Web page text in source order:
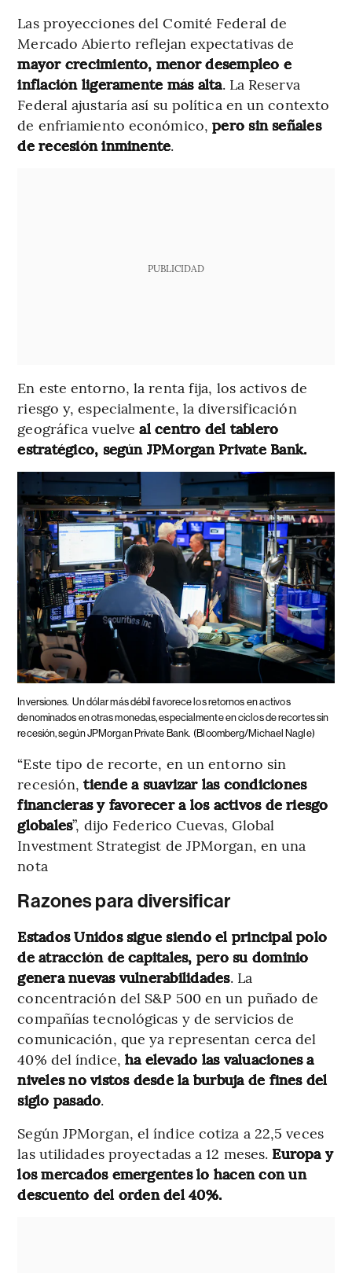
Las proyecciones del Comité Federal de
Mercado Abierto reflejan expectativas de
mayor crecimiento, menor desempleo e
inflación ligeramente más alta. La Reserva
Federal ajustaría así su política en un contexto
de enfriamiento económico,pero sin señales
de recesión inminente.
PUBLICIDAD
En este entorno, la renta fija, los activos de
riesgo y, especialmente, la diversificación
geográfica vuelve al centro del tablero
estratégico, según JPMorgan Private Bank.
Inversiones. Un dólar más débil favorece los retornos en activos
denominados en otras monedas, especialmente en ciclos de recortes sin
recesión, según JPMorgan Private Bank. (Bloomberg/Michael Nagle)
“Este tipo de recorte, en un entorno sin
recesión,tiende a suavizar las condiciones
financieras y favorecer a los activos de riesgo
globales”, dijo Federico Cuevas, Global
Investment Strategist de JPMorgan, en una
nota
Razones para diversificar
Estados Unidos sigue siendo el principal polo
de atracción de capitales, pero su dominio
genera nuevas vulnerabilidades. La
concentración del S&P 500 en un puñado de
compañías tecnológicas y de servicios de
comunicación, que ya representan cerca del
40% del índice, ha elevado las valuaciones a
niveles no vistos desde la burbuja de fines del
siglo pasado.
Según JPMorgan, el índice cotiza a 22,5 veces
las utilidades proyectadas a 12 meses. Europa y
los mercados emergentes lo hacen con un
descuento del orden del 40%.